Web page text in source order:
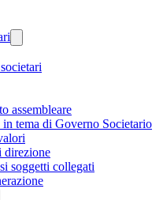
assembleare
tema di Governo Societario
direzione
soggetti collegati